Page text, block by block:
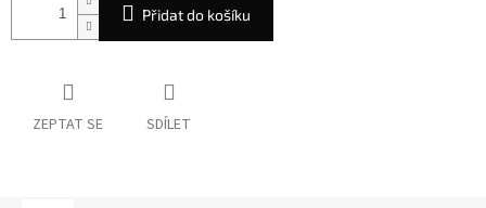
Přidat do košíku
ZEPTAT SE SDÍLET